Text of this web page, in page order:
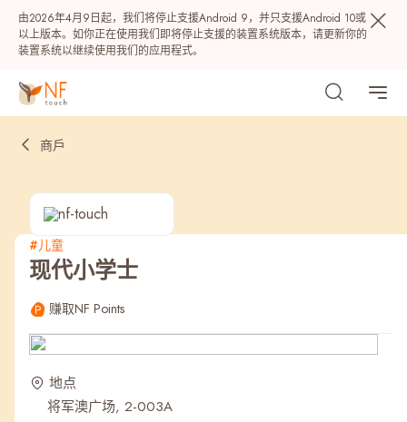
由2026年4月9日起，我们将停止支援Android 9，并只支援Android 10或
以上版本。如你正在使用我们即将停止支援的装置系统版本，请更新你的
装置系统以继续使用我们的应用程式。
热门
最近搜寻纪录
商戶
#儿童
现代小学士
赚取NF Points
地点
将军澳广场, 2-003A